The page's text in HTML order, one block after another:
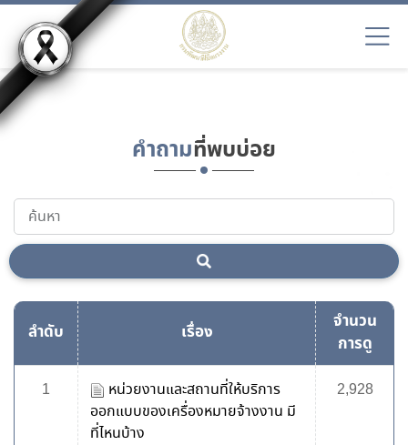
EN9
คำถามที่พบบ่อย
ลำดับ เรื่อง
จำนวน
การดู
1
หน่วยงานและสถานที่ให้บริการ
ออกแบบของเครื่องหมายจ้างงาน มี
ที่ไหนบ้าง
2,928